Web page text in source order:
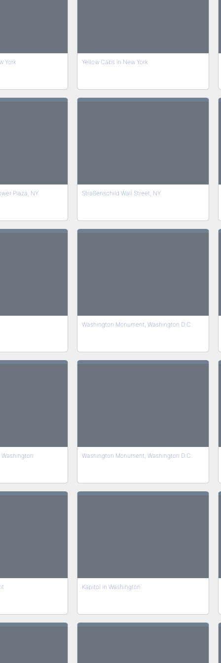
York Yellow Cabs in New York
Plaza, NY Straßenschild Wall Street, NY
Washington Monument, Washington D.C.
Washington Monument, Washington D.C.
Kapitol in Washington